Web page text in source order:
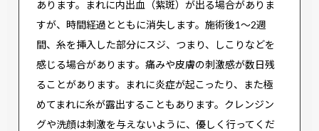
あります。まれに内出血（紫斑）が出る場合がありま
すが、時間経過とともに消失します。施術後1〜2週
間、糸を挿入した部分にスジ、つまり、しこりなどを
感じる場合があります。痛みや皮膚の刺激感が数日残
ることがあります。まれに炎症が起こったり、また極
めてまれに糸が露出することもあります。クレンジン
グや洗顔は刺激を与えないように、優しく行ってくだ